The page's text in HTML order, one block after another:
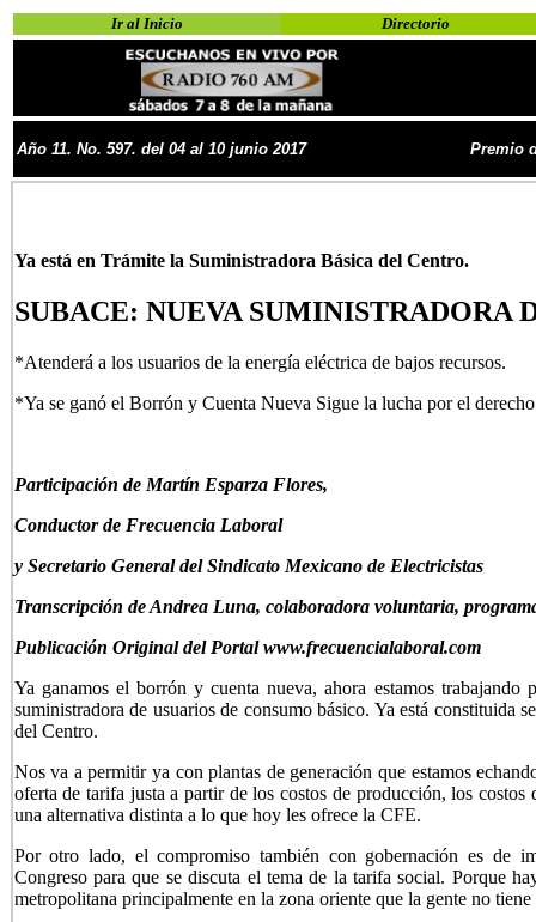
Ir al Inicio Directorio
Año 11. No. 597. del 04 al 10 junio 2017 Premio
Ya está en Trámite la Suministradora Básica del Centro.
SUBACE: NUEVA SUMINISTRADORA
*Atenderá a los usuarios de la energía eléctrica de bajos recursos.
*Ya se ganó el Borrón y Cuenta Nueva Sigue la lucha por el
Participación de Martín Esparza Flores,
Conductor de Frecuencia Laboral
y Secretario General del Sindicato Mexicano de Electricistas
Transcripción de Andrea Luna, colaboradora voluntaria,
Publicación Original del Portal www.frecuencialaboral.com
Ya ganamos el borrón y cuenta nueva, ahora estamos
suministradora de usuarios de consumo básico. Ya está constituida
del Centro.
Nos va a permitir ya con plantas de generación que estamos
oferta de tarifa justa a partir de los costos de producción, los
una alternativa distinta a lo que hoy les ofrece la CFE.
Por otro lado, el compromiso también con gobernación es de
Congreso para que se discuta el tema de la tarifa social. Porque
metropolitana principalmente en la zona oriente que la gente no tiene